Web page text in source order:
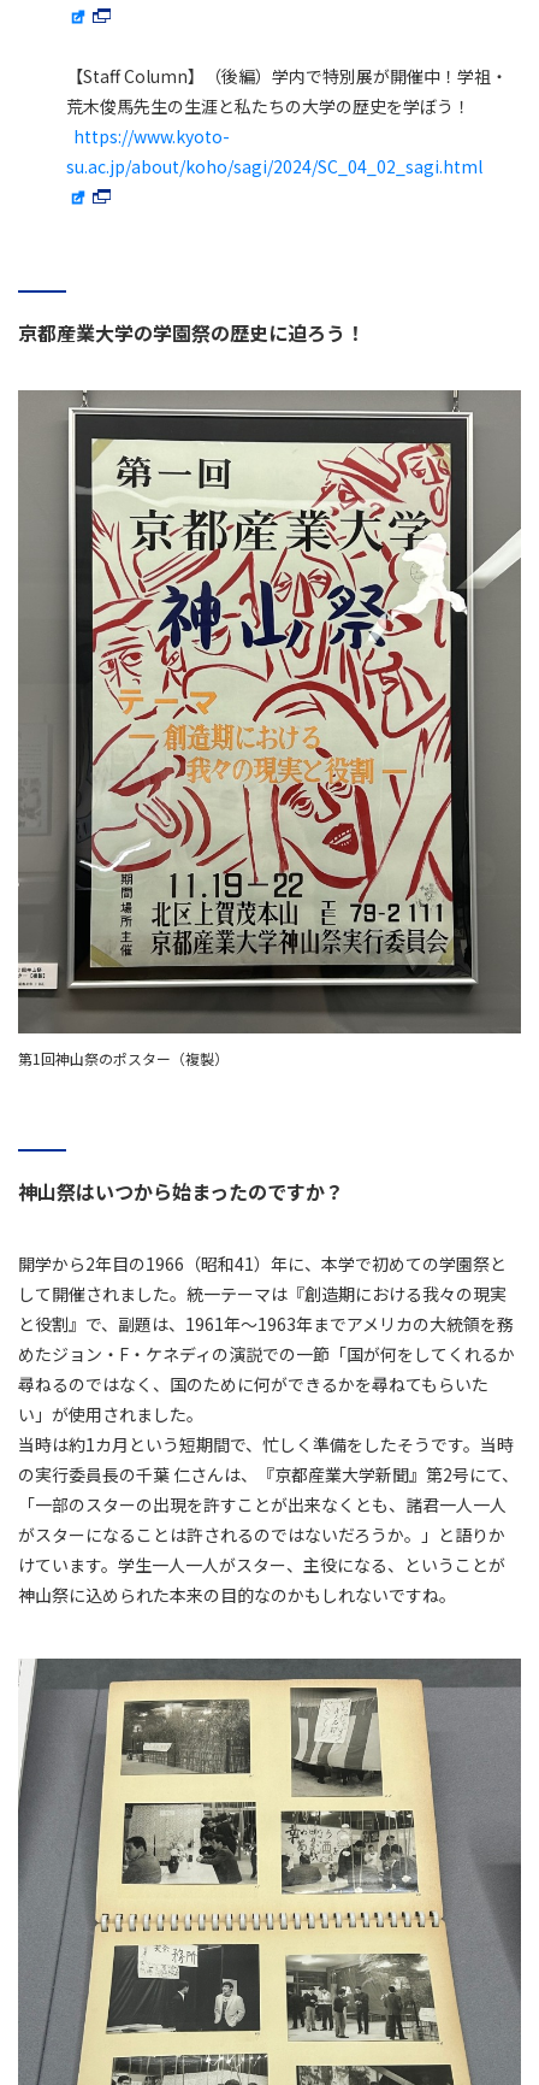
【Staff Column】（後編）学内で特別展が開催中！学祖・
荒木俊馬先生の生涯と私たちの大学の歴史を学ぼう！
https://www.kyoto-
su.ac.jp/about/koho/sagi/2024/SC_04_02_sagi.html
京都産業大学の学園祭の歴史に迫ろう！
第1回神山祭のポスター（複製）
神山祭はいつから始まったのですか？
開学から2年目の1966（昭和41）年に、本学で初めての学園祭と
して開催されました。統一テーマは『創造期における我々の現実
と役割』で、副題は、1961年～1963年までアメリカの大統領を務
めたジョン・F・ケネディの演説での一節「国が何をしてくれるか
尋ねるのではなく、国のために何ができるかを尋ねてもらいた
い」が使用されました。
当時は約1カ月という短期間で、忙しく準備をしたそうです。当時
の実行委員長の千葉 仁さんは、『京都産業大学新聞』第2号にて、
「一部のスターの出現を許すことが出来なくとも、諸君一人一人
がスターになることは許されるのではないだろうか。」と語りか
けています。学生一人一人がスター、主役になる、ということが
神山祭に込められた本来の目的なのかもしれないですね。